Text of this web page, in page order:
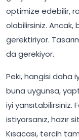
optimize edebilir,
olabilirsiniz.
gerektiriyor.
da gerekiyor.
Peki, hangisi daha
buna uygunsa,
iyi yansıtabilirsiniz.
istiyorsanız, hazır
Kısacası, tercih